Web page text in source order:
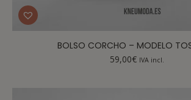
BOLSO CORCHO – MODELO
59,00€ IVA incl.